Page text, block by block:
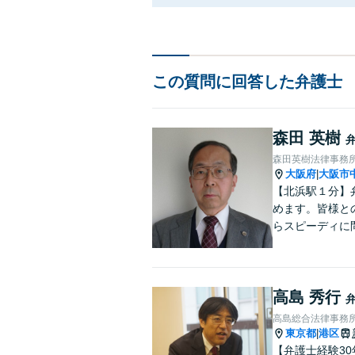
この質問に回答した弁護士
森田 英樹
森田英樹法律事務
大阪府 大阪市
【北浜駅１分
めます。皆様と
らスピーディ
高島 秀行
高島総合法律事務
東京都 港区
【弁護士経験